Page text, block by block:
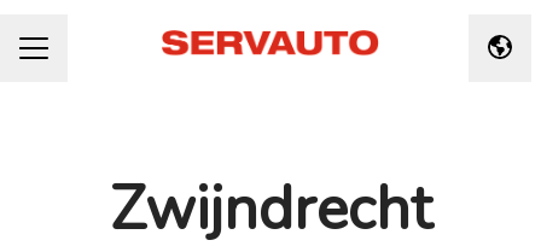
CARRIÈREMENU Taal
Zwijndrecht